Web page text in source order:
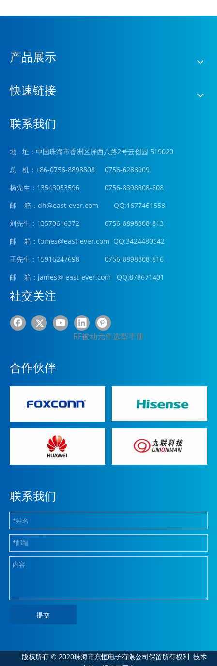
产品展示
快速链接
联系我们
地 址：中国珠海市香洲区屏西八路2号云创园 519020
总 机：+86-0756-8898808 0756-6288909
杨先生：13543053596 0756-8898808-808
邮 箱： dh@east-ever.com QQ:1677461558
刘先生：13570616372 0756-8898808-813
邮 箱：tomes@east-ever.com QQ:3424480542
王先生：15916247698 0756-8898808-816
邮 箱：james@ east-ever.com QQ:878671401
社交关注
RF被动元件选型手册
合作伙伴
联系我们
提交
版权所有 © 2020珠海市东恒电子有限公司保留所有权利 技术